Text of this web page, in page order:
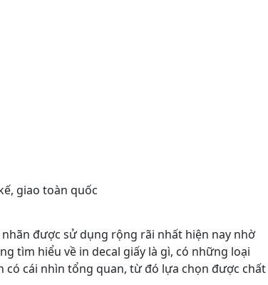
giao toàn quốc
được sử dụng rộng rãi nhất hiện nay nhờ
tìm hiểu về in decal giấy là gì, có những loại
có cái nhìn tổng quan, từ đó lựa chọn được chất